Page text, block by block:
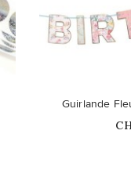
Guirlande